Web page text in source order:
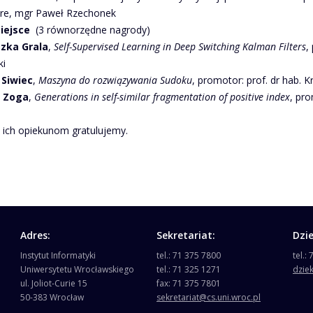
mgr Paweł Rzechonek
(3 równorzędne nagrody)
Grala, Self-Supervised Learning in Deep Switching Kalman Filters,
, Maszyna do rozwiązywania Sudoku, promotor: prof. dr hab.
, Generations in self-similar fragmentation of positive index,
opiekunom gratulujemy.
Adres:
Instytut Informatyki
Uniwersytetu Wrocławskiego
ul. Joliot-Curie 15
50-383 Wrocław
Sekretariat:
tel.: 71 375 7800
tel.: 71 325 1271
fax: 71 375 7801
sekretariat@cs.uni.wroc.pl
tel.: